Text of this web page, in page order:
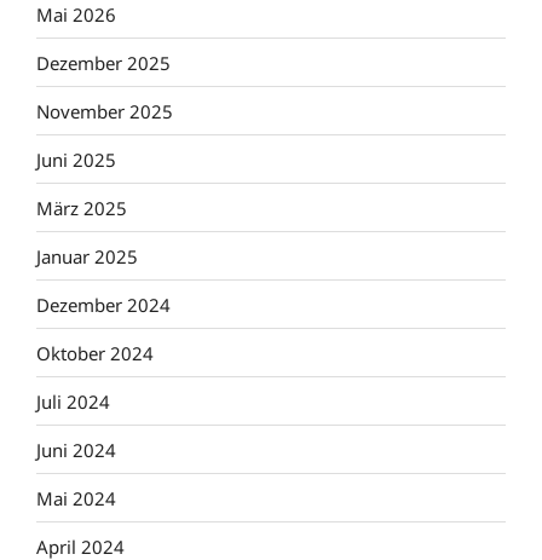
Mai 2026
Dezember 2025
November 2025
Juni 2025
März 2025
Januar 2025
Dezember 2024
Oktober 2024
Juli 2024
Juni 2024
Mai 2024
April 2024